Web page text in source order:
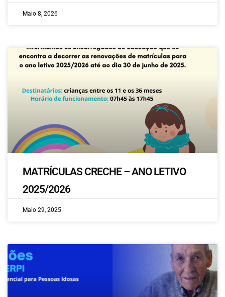
Maio 8, 2026
MATRÍCULAS CRECHE – ANO LETIVO
2025/2026
Maio 29, 2025